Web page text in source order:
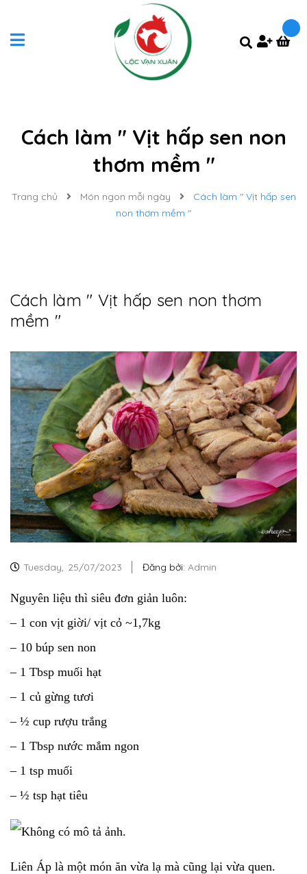
Cách làm " Vịt hấp sen non
thơm mềm "
Trang chủ Món ngon mỗi ngày
Cách làm " Vịt hấp sen
non thơm mềm "
Cách làm " Vịt hấp sen non thơm
mềm "
Tuesday, 25/07/2023 Đăng bởi: Admin
Nguyên liệu thì siêu đơn giản luôn:
– 1 con vịt giời/ vịt cỏ ~1,7kg
– 10 búp sen non
– 1 Tbsp muối hạt
– 1 củ gừng tươi
– ½ cup rượu trắng
– 1 Tbsp nước mắm ngon
– 1 tsp muối
– ½ tsp hạt tiêu
Liên Áp là một món ăn vừa lạ mà cũng lại vừa quen.